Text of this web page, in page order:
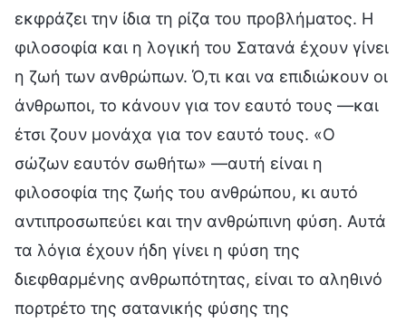
εκφράζει την ίδια τη ρίζα του προβλήματος. Η
φιλοσοφία και η λογική του Σατανά έχουν γίνει
η ζωή των ανθρώπων. Ό,τι και να επιδιώκουν οι
άνθρωποι, το κάνουν για τον εαυτό τους —και
έτσι ζουν μονάχα για τον εαυτό τους. «Ο
σώζων εαυτόν σωθήτω» —αυτή είναι η
φιλοσοφία της ζωής του ανθρώπου, κι αυτό
αντιπροσωπεύει και την ανθρώπινη φύση. Αυτά
τα λόγια έχουν ήδη γίνει η φύση της
διεφθαρμένης ανθρωπότητας, είναι το αληθινό
πορτρέτο της σατανικής φύσης της